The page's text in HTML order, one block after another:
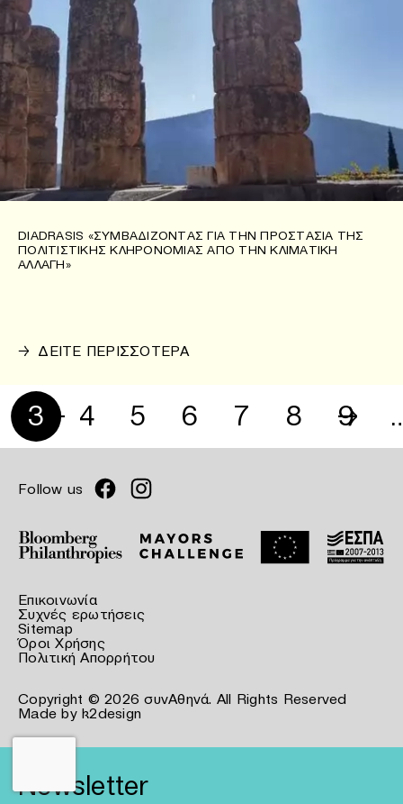
DIADRASIS «ΣΥΜΒΑΔΊΖΟΝΤΑΣ ΓΙΑ ΤΗΝ ΠΡΟΣΤΑΣΊΑ ΤΗΣ
ΠΟΛΙΤΙΣΤΙΚΉΣ ΚΛΗΡΟΝΟΜΙΆΣ ΑΠΌ ΤΗΝ ΚΛΙΜΑΤΙΚΉ
ΑΛΛΑΓΉ»
→ ΔΕΙΤΕ ΠΕΡΙΣΣΟΤΕΡΑ
←
3 4 5 6 7 8 9
→
Follow us
Επικοινωνία
Συχνές ερωτήσεις
Sitemap
Όροι Χρήσης
Πολιτική Απορρήτου
Copyright © 2026 συνΑθηνά. All Rights Reserved
Made by k2design
Newsletter